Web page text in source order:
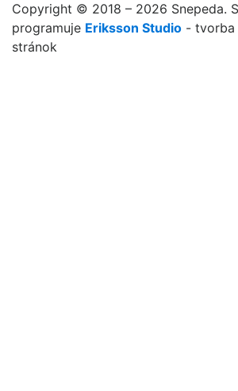
Copyright © 2018 – 2026 Snepeda.
programuje Eriksson Studio - tvorba
stránok